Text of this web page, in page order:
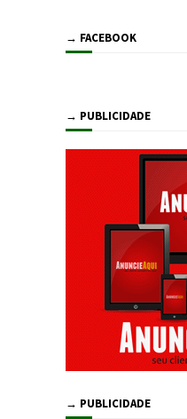
→ FACEBOOK
→ PUBLICIDADE
→ PUBLICIDADE